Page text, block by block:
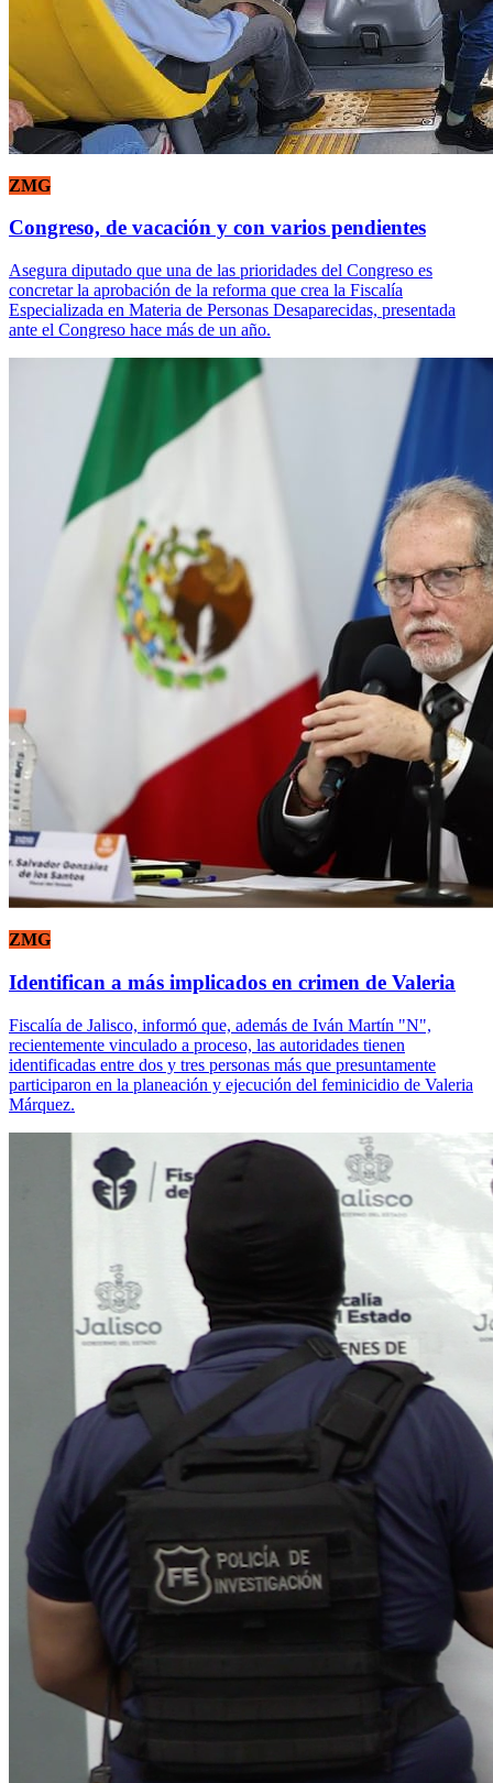
ZMG
Congreso, de vacación y con varios pendientes
Asegura diputado que una de las prioridades del Congreso es
concretar la aprobación de la reforma que crea la Fiscalía
Especializada en Materia de Personas Desaparecidas, presentada
ante el Congreso hace más de un año.
ZMG
Identifican a más implicados en crimen de Valeria
Fiscalía de Jalisco, informó que, además de Iván Martín "N",
recientemente vinculado a proceso, las autoridades tienen
identificadas entre dos y tres personas más que presuntamente
participaron en la planeación y ejecución del feminicidio de Valeria
Márquez.